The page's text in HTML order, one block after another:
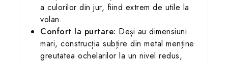
a culorilor din jur, fiind extrem de utile la
volan.
Confort la purtare: Deși au dimensiuni
mari, construcția subțire din metal menține
greutatea ochelarilor la un nivel redus,